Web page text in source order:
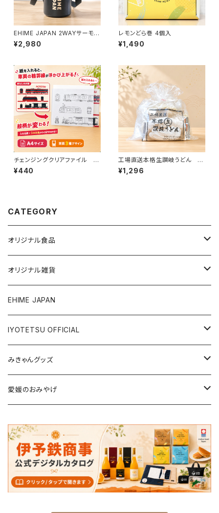
EHIME JAPAN 2WAYサーモボ
トルホルダー
¥2,980
レモンどら巻 4個入
¥1,490
チェンジングクリアファイル 伊
予鉄道（A）
¥440
工場直送本格生讃岐うどん 10
人前
¥1,296
CATEGORY
オリジナル食品
銘菓・名産
ジュース・飲料
調味料
オリジナル雑貨
タオル・ボディケア
アパレル
ステーショナリー
トイ・小物
EHIME JAPAN
IYOTETSU OFFICIAL
坊っちゃん列車グッズ
その他伊予鉄グッズ
みきゃんグッズ
食品
衣類
愛媛のおみやげ
雑貨